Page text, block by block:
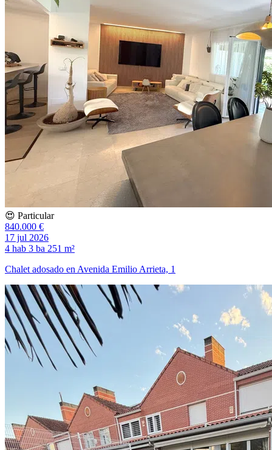
😍 Particular
840.000 €
17 jul 2026
4 hab 3 ba 251 m²
Chalet adosado en Avenida Emilio Arrieta, 1